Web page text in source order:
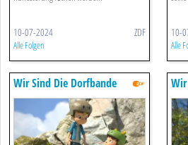
10-07-2024 ZDF
Alle Folgen
10-
Alle
Wir Sind Die Dorfbande